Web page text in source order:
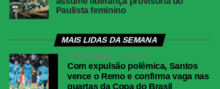
Paulista feminino
MAIS LIDAS DA SEMANA
COPA DO BRASIL 3 dias atrás
Com expulsão polêmica, Santos
vence o Remo e confirma vaga nas
quartas da Copa do Brasil